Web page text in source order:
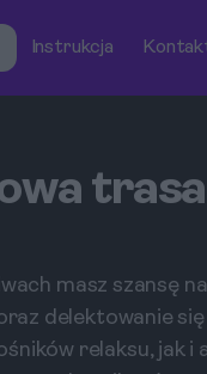
Instrukcja
masz szansę na
delektowanie
relaksu, jak i